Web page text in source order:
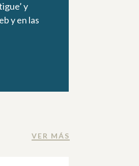
y
y en las
VER MÁS